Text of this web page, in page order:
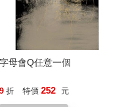
字母會Q任意一個
9 折 特價 252 元